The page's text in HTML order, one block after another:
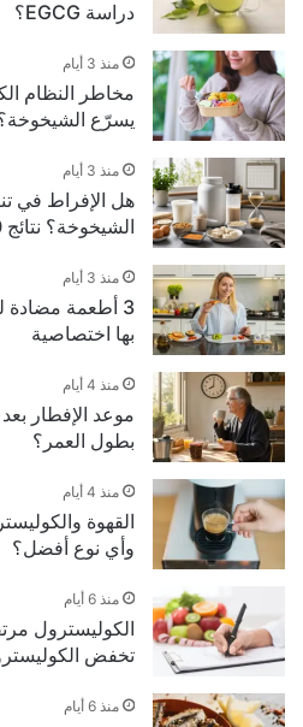
دراسة EGCG؟
منذ 3 أيام
مخاطر النظام
يسرّع
منذ 3 أيام
هل الإفراط في
الشيخوخة؟ نتائج 350 دراسة
منذ 3 أيام
3 أطعمة مضادة
بها اختصاصية
منذ 4 أيام
موعد الإفطار
بطول العمر؟
منذ 4 أيام
وأي نوع أفضل؟
منذ 6 أيام
الكوليسترول
تخفض
منذ 6 أيام